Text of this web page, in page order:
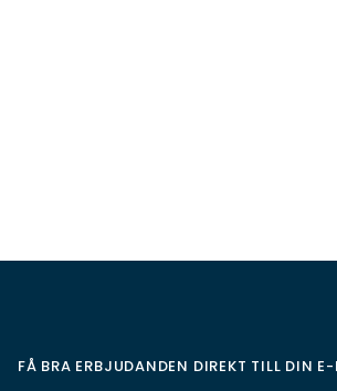
FÅ BRA ERBJUDANDEN DIREKT TILL DIN